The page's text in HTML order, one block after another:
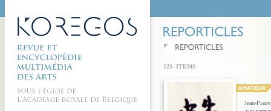
123 ITEMS
Jean-